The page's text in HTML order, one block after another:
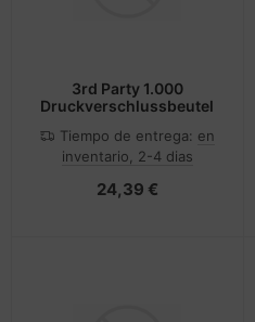
3rd Party 1.000
Druckverschlussbeutel
Tiempo de entrega: en
inventario, 2-4 dias
24,39 €